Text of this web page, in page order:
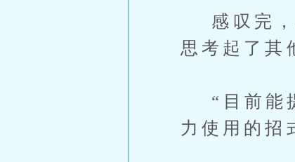
感叹完，
思考起了其
“目前能
力使用的招